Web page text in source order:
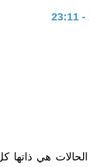
الحالات هي